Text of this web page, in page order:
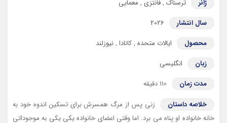
ژانر
ترسناک ,فانتزی , معمایی
سال انتشار
2026
محصول
ایالات متحده ,کانادا ,نیوزلند
زبان
انگلیسی
مدت زمان
110 دقیقه
خلاصه داستان
زنی پس از مرگ همسرش برای تسکین اندوه خود به
خانه خانواده او پناه می برد. اما وقتی اعضای خانواده یکی یکی به موجوداتی